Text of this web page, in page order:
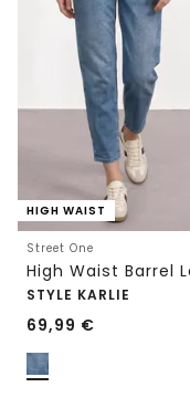
HIGH WAIST
Street One
STYLE KARLIE
69,99 €